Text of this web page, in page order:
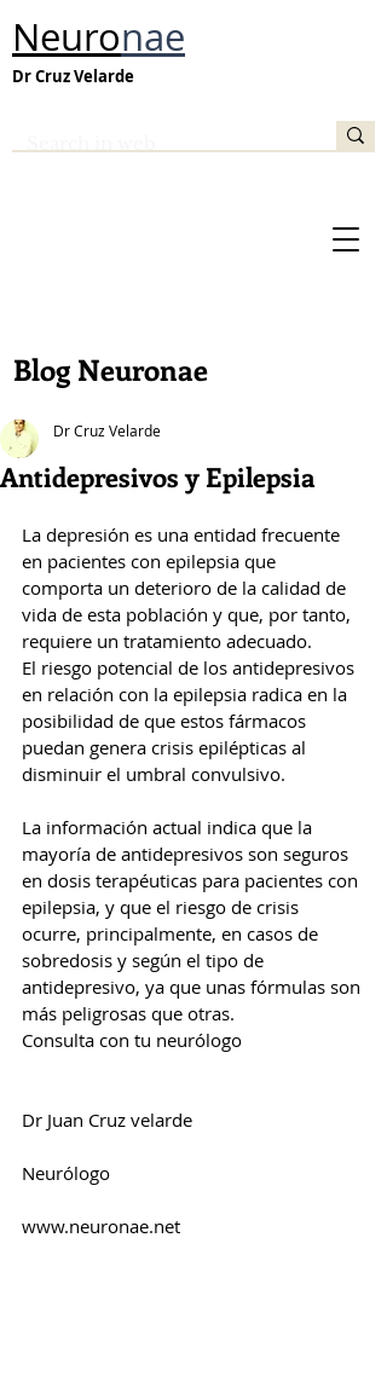
Neuronae
Dr Cruz Velarde
Blog Neuronae
Antidepresivos y Epilepsia
Dr Cruz Velarde
La depresión es una entidad frecuente
en pacientes con epilepsia que
comporta un deterioro de la calidad de
vida de esta población y que, por tanto,
requiere un tratamiento adecuado.
El riesgo potencial de los antidepresivos
en relación con la epilepsia radica en la
posibilidad de que estos fármacos
puedan genera crisis epilépticas al
disminuir el umbral convulsivo.
La información actual indica que la
mayoría de antidepresivos son seguros
en dosis terapéuticas para pacientes con
epilepsia, y que el riesgo de crisis
ocurre, principalmente, en casos de
sobredosis y según el tipo de
antidepresivo, ya que unas fórmulas son
más peligrosas que otras.
Consulta con tu neurólogo
Dr Juan Cruz velarde
Neurólogo
www.neuronae.net